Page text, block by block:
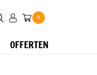
0
OFFERTEN